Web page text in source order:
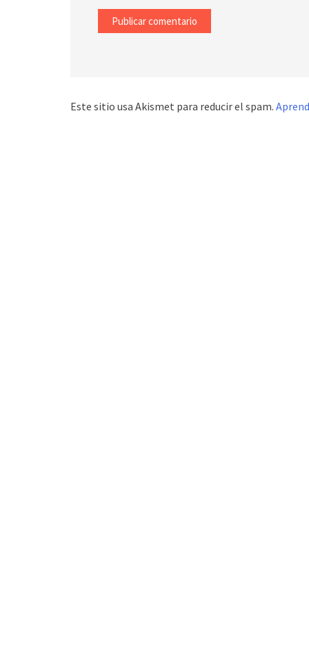
Este sitio usa Akismet para reducir el spam.